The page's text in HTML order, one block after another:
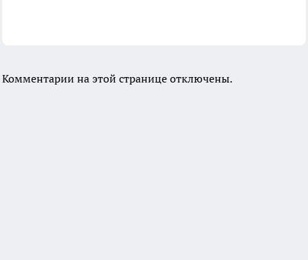
Комментарии на этой странице отключены.